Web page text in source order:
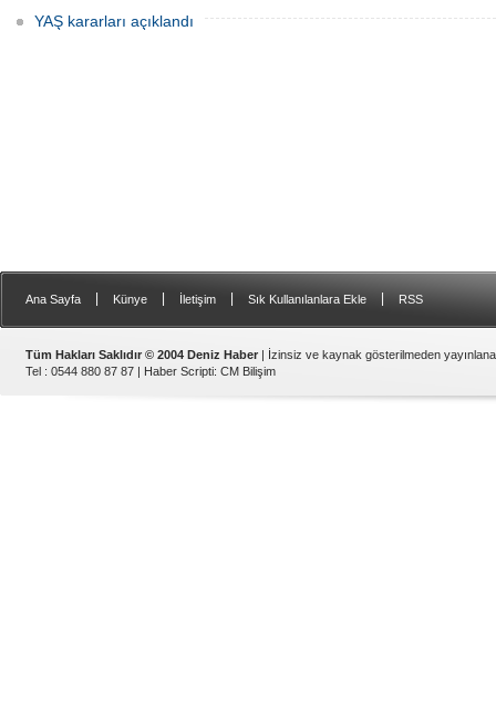
YAŞ kararları açıklandı
Ana Sayfa Künye İletişim Sık Kullanılanlara Ekle RSS
Tüm Hakları Saklıdır © 2004 Deniz Haber | İzinsiz ve kaynak gösterilmeden
Tel : 0544 880 87 87 | Haber Scripti: CM Bilişim